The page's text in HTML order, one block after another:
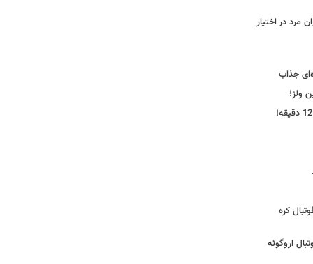
مرد در اختیار
جذاب
ولز!
کره
فوتبال اروگوئه